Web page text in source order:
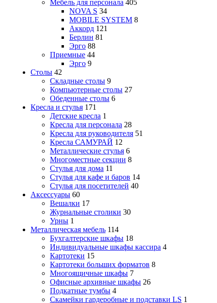
Мебель для персонала 405
NOVA S 34
MOBILE SYSTEM 8
Аккорд 121
Берлин 81
Эрго 88
Приемные 44
Эрго 9
Столы 42
Складные столы 9
Компьютерные столы 27
Обеденные столы 6
Кресла и стулья 171
Детские кресла 1
Кресла для персонала 28
Кресла для руководителя 51
Кресла САМУРАЙ 12
Металлические стулья 6
Многоместные секции 8
Стулья для дома 11
Стулья для кафе и баров 14
Стулья для посетителей 40
Аксессуары 60
Вешалки 17
Журнальные столики 30
Урны 1
Металлическая мебель 114
Бухгалтерские шкафы 18
Индивидуальные шкафы кассира 4
Картотеки 15
Картотеки больших форматов 8
Многоящичные шкафы 7
Офисные архивные шкафы 26
Подкатные тумбы 4
Скамейки гардеробные и подставки LS 1